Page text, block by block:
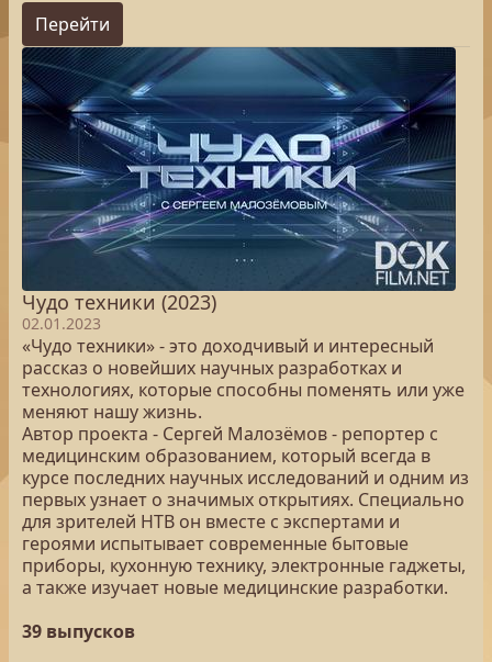
Перейти
Чудо техники (2023)
02.01.2023
«Чудо техники» - это доходчивый и интересный
рассказ о новейших научных разработках и
технологиях, которые способны поменять или уже
меняют нашу жизнь.
Автор проекта - Сергей Малозёмов - репортер с
медицинским образованием, который всегда в
курсе последних научных исследований и одним из
первых узнает о значимых открытиях. Специально
для зрителей НТВ он вместе с экспертами и
героями испытывает современные бытовые
приборы, кухонную технику, электронные гаджеты,
а также изучает новые медицинские разработки.
39 выпусков